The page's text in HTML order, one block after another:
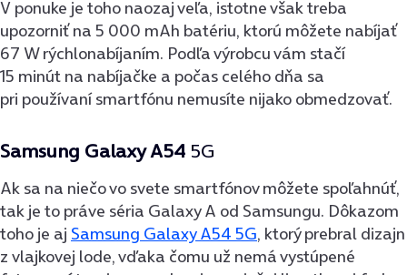
V ponuke je toho naozaj veľa, istotne však treba
upozorniť na 5 000 mAh batériu, ktorú môžete nabíjať
67 W rýchlonabíjaním. Podľa výrobcu vám stačí
15 minút na nabíjačke a počas celého dňa sa
pri používaní smartfónu nemusíte nijako obmedzovať.
Samsung Galaxy A54 5G
Ak sa na niečo vo svete smartfónov môžete spoľahnúť,
tak je to práve séria Galaxy A od Samsungu. Dôkazom
toho je aj Samsung Galaxy A54 5G, ktorý prebral dizajn
z vlajkovej lode, vďaka čomu už nemá vystúpené